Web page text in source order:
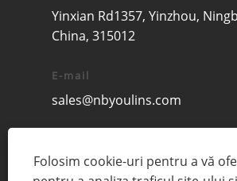
Yinxian Rd1357, Yinzhou,
China, 315012
E-mail
sales@nbyoulins.com
Folosim cookie-uri pentru a vă